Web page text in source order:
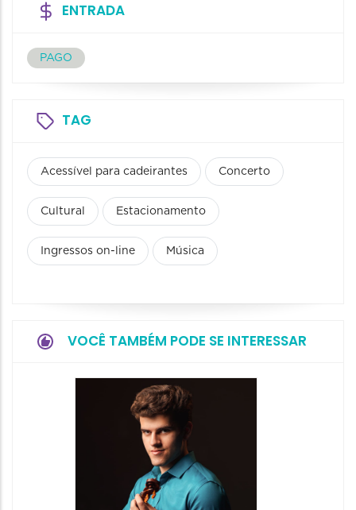
ENTRADA
PAGO
TAG
Acessível para cadeirantes Concerto
Cultural Estacionamento
Ingressos on-line Música
VOCÊ TAMBÉM PODE SE INTERESSAR